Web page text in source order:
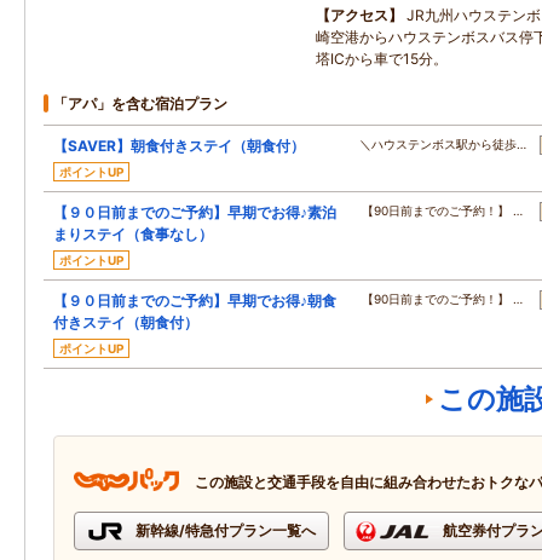
アクセス
JR九州ハウステン
崎空港からハウステンボスバス停
塔ICから車で15分。
「アパ」を含む宿泊プラン
【SAVER】朝食付きステイ（朝食付）
ポイントUP
＼ハウステンボス駅から徒歩…
【９０日前までのご予約】早期でお得♪素泊
まりステイ（食事なし）
ポイントUP
【90日前までのご予約！】 …
【９０日前までのご予約】早期でお得♪朝食
付きステイ（朝食付）
ポイントUP
【90日前までのご予約！】 …
この施
この施設と交通手段を自由に組み合わせたおトクな
新幹線/特急付プラン一覧へ 航空券付プラ